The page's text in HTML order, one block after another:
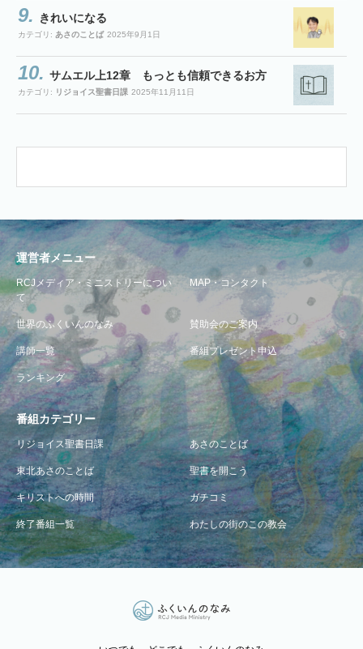
きれいになる
カテゴリ: あさのことば 2025年9月1日
サムエル上12章 もっとも信頼できるお方
カテゴリ: リジョイス聖書日課 2025年11月11日
運営者メニュー
RCJメディア・ミニストリーについ
て
MAP・コンタクト
世界のふくいんのなみ 賛助会のご案内
講師一覧 番組プレゼント申込
ランキング
番組カテゴリー
リジョイス聖書日課 あさのことば
東北あさのことば 聖書を開こう
キリストへの時間 ガチコミ
終了番組一覧 わたしの街のこの教会